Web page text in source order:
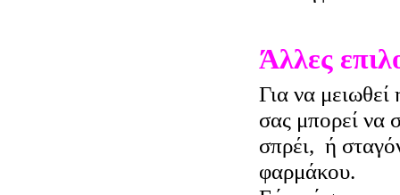
Άλλες
Για να
σας μπορεί να
σπρέι, ή
φαρμάκου.